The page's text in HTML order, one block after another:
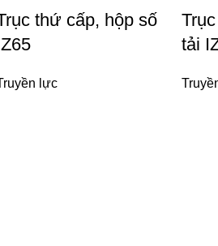
thứ cấp, hộp số
lực
tải